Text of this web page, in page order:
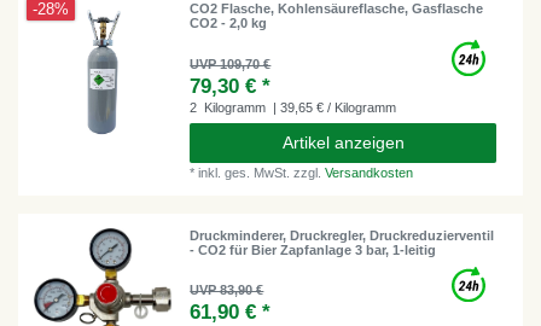
-28%
CO2 Flasche, Kohlensäureflasche, Gasflasche
CO2 - 2,0 kg
UVP 109,70 €
79,30 € *
2 Kilogramm | 39,65 € / Kilogramm
Artikel anzeigen
*inkl. ges. MwSt. zzgl.Versandkosten
Druckminderer, Druckregler, Druckreduzierventil
- CO2 für Bier Zapfanlage 3 bar, 1-leitig
UVP 83,90 €
61,90 € *